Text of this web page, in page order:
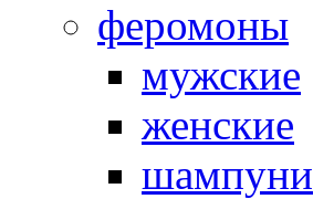
феромоны
мужские
женские
шампуни